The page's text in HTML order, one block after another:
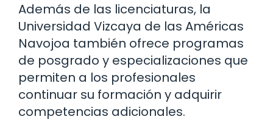
Además de las licenciaturas, la
Universidad Vizcaya de las Américas
Navojoa también ofrece programas
de posgrado y especializaciones que
permiten a los profesionales
continuar su formación y adquirir
competencias adicionales.